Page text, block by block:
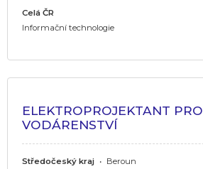
Celá ČR
Informační technologie
ELEKTROPROJEKTANT PRO
VODÁRENSTVÍ
Středočeský kraj • Beroun